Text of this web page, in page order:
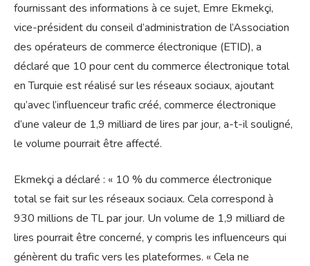
fournissant des informations à ce sujet, Emre Ekmekçi,
vice-président du conseil d’administration de l’Association
des opérateurs de commerce électronique (ETID), a
déclaré que 10 pour cent du commerce électronique total
en Turquie est réalisé sur les réseaux sociaux, ajoutant
qu’avec l’influenceur trafic créé, commerce électronique
d’une valeur de 1,9 milliard de lires par jour, a-t-il souligné,
le volume pourrait être affecté.
Ekmekçi a déclaré : « 10 % du commerce électronique
total se fait sur les réseaux sociaux. Cela correspond à
930 millions de TL par jour. Un volume de 1,9 milliard de
lires pourrait être concerné, y compris les influenceurs qui
génèrent du trafic vers les plateformes. « Cela ne